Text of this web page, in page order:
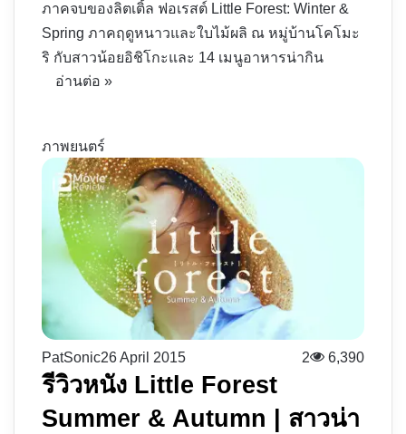
ภาคจบของลิตเติ้ล ฟอเรสต์ Little Forest: Winter &
Spring ภาคฤดูหนาวและใบไม้ผลิ ณ หมู่บ้านโคโมะ
ริ กับสาวน้อยอิชิโกะและ 14 เมนูอาหารน่ากิน
อ่านต่อ »
ภาพยนตร์
PatSonic26 April 2015 2 6,390
รีวิวหนัง Little Forest
Summer & Autumn | สาวน่า